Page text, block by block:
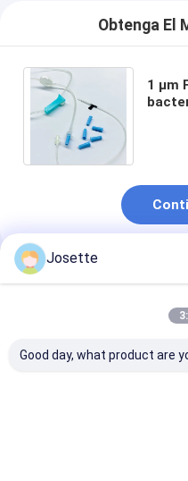
Obtenga El
1 μm
Productos
Josette
Good day, what product are